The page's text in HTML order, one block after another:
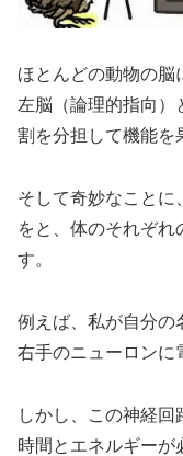
ほとんどの動物の脳
左脳（論理的指向）
割を分担して機能を
そして奇妙なことに
をと、体のそれぞ
す。
例えば、私が自分の
右手のニューロンに
しかし、この神経
時間とエネルギーが